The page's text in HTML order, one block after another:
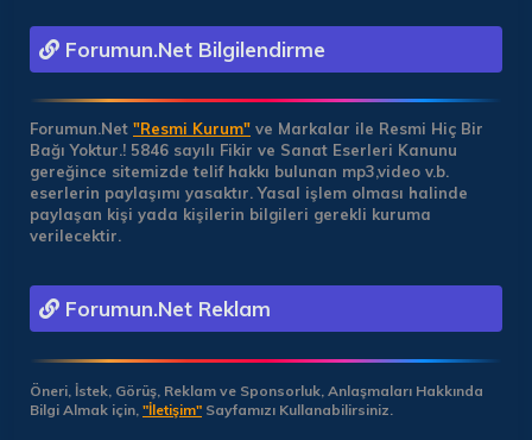
Forumun.Net Bilgilendirme
Forumun.Net "Resmi Kurum" ve Markalar ile Resmi Hiç Bir
Bağı Yoktur.! 5846 sayılı Fikir ve Sanat Eserleri Kanunu
gereğince sitemizde telif hakkı bulunan mp3,video v.b.
eserlerin paylaşımı yasaktır. Yasal işlem olması halinde
paylaşan kişi yada kişilerin bilgileri gerekli kuruma
verilecektir.
Forumun.Net Reklam
Öneri, İstek, Görüş, Reklam ve Sponsorluk, Anlaşmaları Hakkında
Bilgi Almak için, "İletişim" Sayfamızı Kullanabilirsiniz.